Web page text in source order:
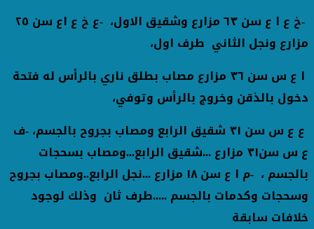
-خ ع ا ع سن ٦٣ مزارع وشقيق الاول، -
ع خ ع اع سن ٢٥
مزارع ونجل الثاني طرف اول،
ا ع س سن ٣٦ مزارع مصاب بطلق ناري بالرأس له فتحة
دخول بالذقن وخروج بالرأس وتوفي،
ع ع س سن ٣١ شقيق الرابع ومصاب بجروح بالجسم،
-ف
ع س سن٣١ مزارع ...شقيق الرابع...ومصاب بسحجات
بالجسم ، -
م ا ع سن ١٨ مزارع ...نجل الرابع..ومصاب بجروح
وسحجات وكدمات بالجسم.....طرف ثان وذلك لوجود
خلافات سابقة